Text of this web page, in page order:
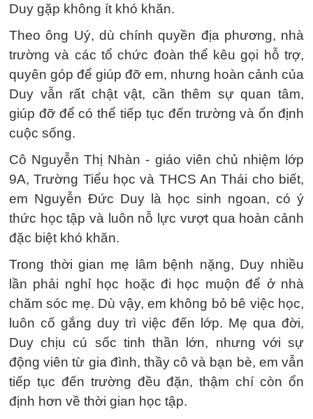
Duy gặp không ít khó khăn.
Theo ông Uý, dù chính quyền địa phương, nhà
trường và các tổ chức đoàn thể kêu gọi hỗ trợ,
quyên góp để giúp đỡ em, nhưng hoàn cảnh của
Duy vẫn rất chật vật, cần thêm sự quan tâm,
giúp đỡ để có thể tiếp tục đến trường và ổn định
cuộc sống.
Cô Nguyễn Thị Nhàn - giáo viên chủ nhiệm lớp
9A, Trường Tiểu học và THCS An Thái cho biết,
em Nguyễn Đức Duy là học sinh ngoan, có ý
thức học tập và luôn nỗ lực vượt qua hoàn cảnh
đặc biệt khó khăn.
Trong thời gian mẹ lâm bệnh nặng, Duy nhiều
lần phải nghỉ học hoặc đi học muộn để ở nhà
chăm sóc mẹ. Dù vậy, em không bỏ bê việc học,
luôn cố gắng duy trì việc đến lớp. Mẹ qua đời,
Duy chịu cú sốc tinh thần lớn, nhưng với sự
động viên từ gia đình, thầy cô và bạn bè, em vẫn
tiếp tục đến trường đều đặn, thậm chí còn ổn
định hơn về thời gian học tập.